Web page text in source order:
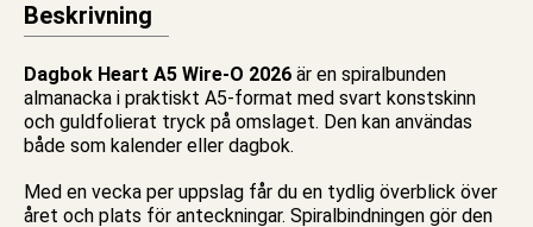
Beskrivning
Dagbok Heart A5 Wire-O 2026 är en spiralbunden
almanacka i praktiskt A5-format med svart konstskinn
och guldfolierat tryck på omslaget. Den kan användas
både som kalender eller dagbok.
Med en vecka per uppslag får du en tydlig överblick över
året och plats för anteckningar. Spiralbindningen gör den